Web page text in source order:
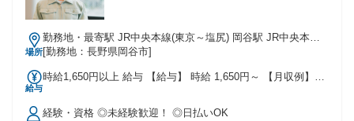
場所
勤務地・最寄駅 JR中央本線(東京～塩尻) 岡谷駅 JR中央本線
(東京～塩尻)/岡谷駅,車,10分 ※長野道岡谷ICから車で5分 ※今
円)
[勤務地：長野県岡谷市]
給与
時給1,650円以上 給与 【給与】 時給 1,650円～ 【月収例】
【交通費】 ※月3万円まで支給
経験・資格 ◎未経験歓迎！ ◎日払いOK